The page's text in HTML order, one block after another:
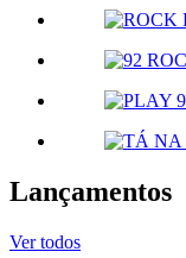
Lançamentos
Ver todos